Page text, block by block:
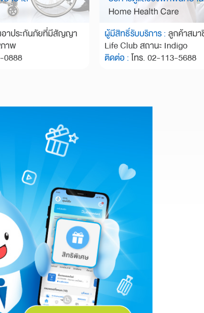
อาประกันภัยที่มีสัญญา
าพ
0888
ผู้มีสิทธิ์รับบริการ :ลูกค้าสม
Life Club สถานะ Indigo
ติดต่อ :โทร. 02-113-5688